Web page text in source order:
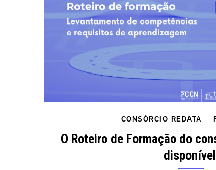
CONSÓRCIO REDATA
O Roteiro de Formação do